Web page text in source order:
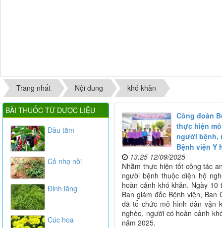
Trang nhất Nội dung khó khăn
Công đoàn
thực hiện
người bệnh,
Bệnh viện Y
13:25 12/09/2025
Nhằm thực hiện tốt công tác
người bệnh thuộc diện hộ
hoàn cảnh khó khăn. Ngày
Ban giám đốc Bệnh viện, Ban
đã tổ chức mô hình dân vận
nghèo, người có hoàn cảnh
năm 2025.
BÀI THUỐC TỪ DƯỢC LIỆU
Dâu tằm
Cỏ nhọ nồi
Đinh lăng
Cúc hoa